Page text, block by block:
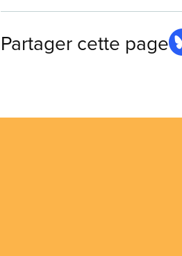
Partager cette page